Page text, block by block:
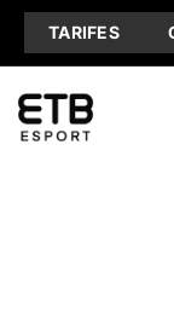
TARIFES